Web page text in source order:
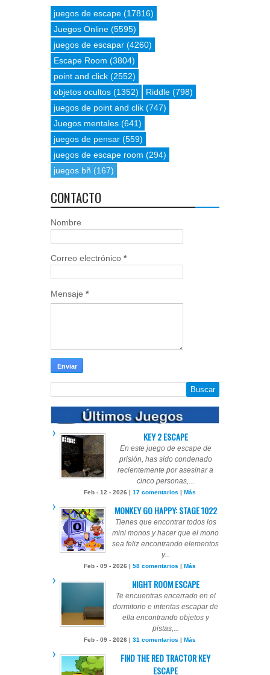
juegos de escape (17816)
Juegos Online (5595)
juegos de escapar (4260)
Escape Room (3804)
point and click (2552)
objetos ocultos (1352) Riddle (798)
juegos de point and clik (747)
Juegos mentales (641)
juegos de pensar (559)
juegos de escape room (294)
juegos bñ (167)
CONTACTO
Nombre
Correo electrónico *
Mensaje *
KEY 2 ESCAPE
En este juego de escape de
prisión, has sido condenado
recientemente por asesinar a
cinco personas,...
Feb - 12 - 2026 | 17 comentarios | Más
MONKEY GO HAPPY: STAGE 1022
Tienes que encontrar todos los
mini monos y hacer que el mono
sea feliz encontrando elementos
y...
Feb - 09 - 2026 | 58 comentarios | Más
NIGHT ROOM ESCAPE
Te encuentras encerrado en el
dormitorio e intentas escapar de
ella encontrando objetos y
pistas,...
Feb - 09 - 2026 | 31 comentarios | Más
FIND THE RED TRACTOR KEY
ESCAPE